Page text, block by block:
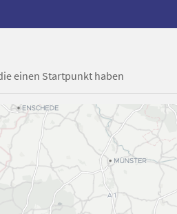
einen Startpunkt haben